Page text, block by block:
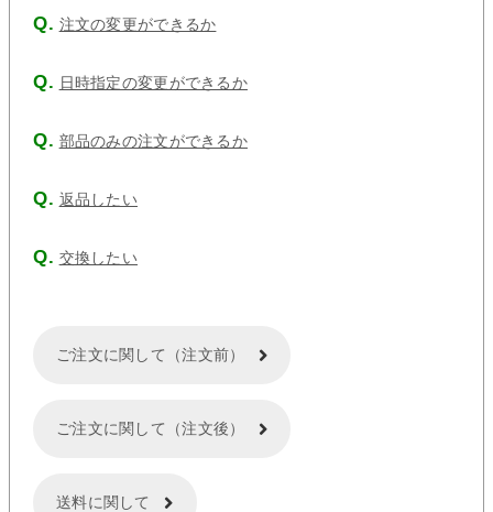
注文の変更ができるか
日時指定の変更ができるか
部品のみの注文ができるか
返品したい
交換したい
ご注文に関して（注文前）
ご注文に関して（注文後）
送料に関して